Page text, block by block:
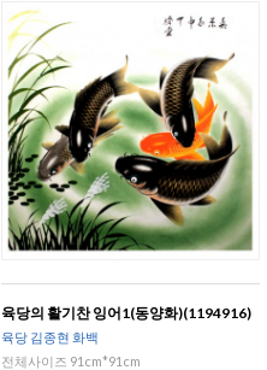
육당의 활기찬 잉어1(동양화)(1194916)
육당 김종현 화백
전체사이즈 91cm*91cm